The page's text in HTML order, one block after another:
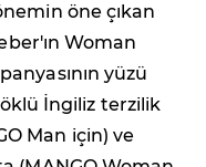
öne çıkan
Woman
yüzü
İngiliz terzilik
Man için) ve